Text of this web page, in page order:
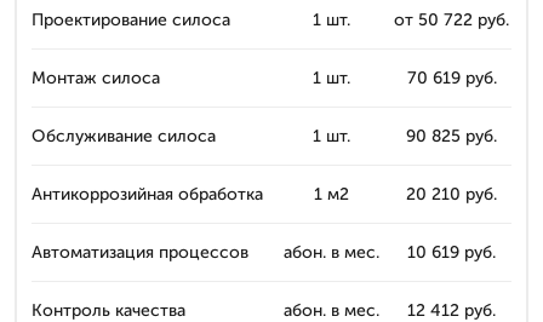
Проектирование силоса 1 шт. от 50 722 руб.
Монтаж силоса 1 шт. 70 619 руб.
Обслуживание силоса 1 шт. 90 825 руб.
Антикоррозийная обработка 1 м2 20 210 руб.
Автоматизация процессов абон. в мес. 10 619 руб.
Контроль качества абон. в мес. 12 412 руб.